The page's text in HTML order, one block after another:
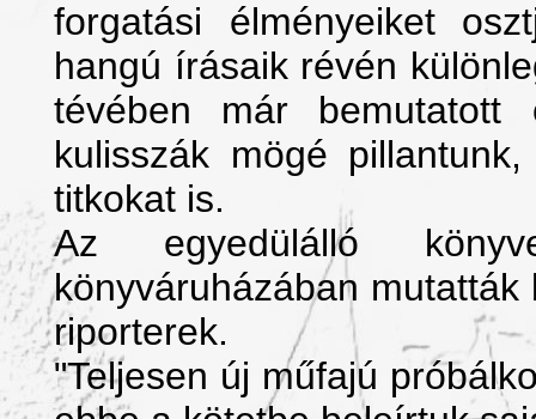
forgatási élményeiket
hangú írásaik révén
tévében már bemutatott
kulisszák mögé
titkokat is.
Az egyedülálló
könyváruházában
riporterek.
"Teljesen új műfajú